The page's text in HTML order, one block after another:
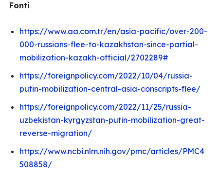
Fonti
https://www.aa.com.tr/en/asia-pacific/over-200-
000-russians-flee-to-kazakhstan-since-partial-
mobilization-kazakh-official/2702289#
https://foreignpolicy.com/2022/10/04/russia-
putin-mobilization-central-asia-conscripts-flee/
https://foreignpolicy.com/2022/11/25/russia-
uzbekistan-kyrgyzstan-putin-mobilization-great-
reverse-migration/
https://www.ncbi.nlm.nih.gov/pmc/articles/PMC4
508858/